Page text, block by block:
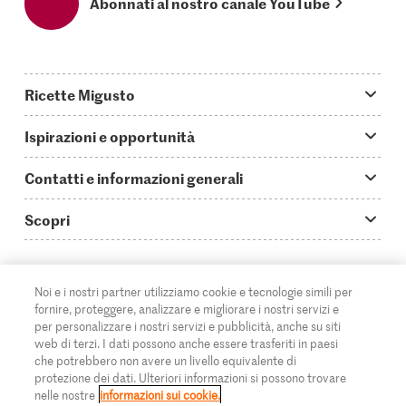
Ricette Migusto
Oggi cucino
Piatti principali
Ricette semplici & veloci
Ricette al forno
Ricette per famiglie & bambini
Tutte le ricette
Ispirazioni e opportunità
Storie
Video How to
Login Migusto
Rivista Migusto
Concorsi
Contatti e informazioni generali
Guida alle abbreviazioni
Contatti
Pubblicità
Impressum
Informazioni legali
Scopri
Migros Online
A proposito della Migros
Filiali
© 2026 Federazione delle cooperative Migros
Noi e i nostri partner utilizziamo cookie e tecnologie simili per
fornire, proteggere, analizzare e migliorare i nostri servizi e
per personalizzare i nostri servizi e pubblicità, anche su siti
web di terzi. I dati possono anche essere trasferiti in paesi
che potrebbero non avere un livello equivalente di
protezione dei dati. Ulteriori informazioni si possono trovare
nelle nostre informazioni sui cookie.